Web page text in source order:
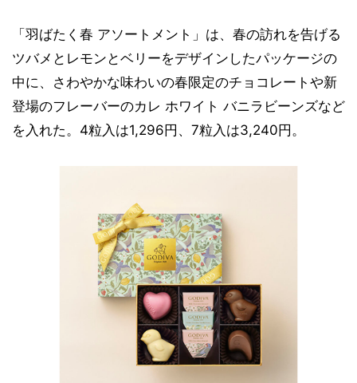
「羽ばたく春 アソートメント」は、春の訪れを告げる
ツバメとレモンとベリーをデザインしたパッケージの
中に、さわやかな味わいの春限定のチョコレートや新
登場のフレーバーのカレ ホワイト バニラビーンズなど
を入れた。4粒入は1,296円、7粒入は3,240円。